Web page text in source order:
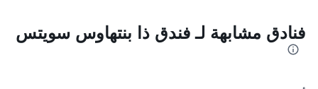
فنادق مشابهة لـ فندق ذا بنتهاوس سويتس